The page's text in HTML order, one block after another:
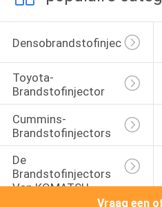
Densobrandstofinjectors
Toyota-
Brandstofinjector
Cummins-
Brandstofinjectors
De
Brandstofinjectors
Van KOMATSU
Vraag een